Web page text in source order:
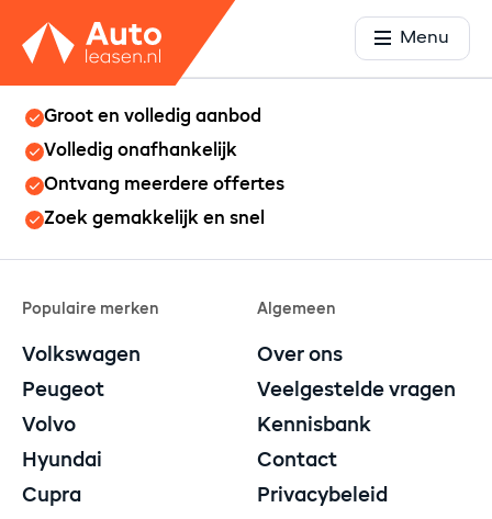
Menu
Groot en volledig aanbod
Volledig onafhankelijk
Ontvang meerdere offertes
Zoek gemakkelijk en snel
Populaire merken
Volkswagen
Peugeot
Volvo
Hyundai
Cupra
Algemeen
Over ons
Veelgestelde vragen
Kennisbank
Contact
Privacybeleid